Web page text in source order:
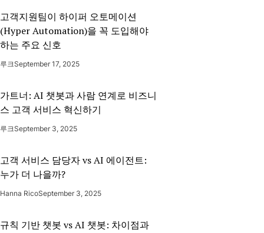
고객지원팀이 하이퍼 오토메이션
(Hyper Automation)을 꼭 도입해야
하는 주요 신호
루크September 17, 2025
가트너: AI 챗봇과 사람 연계로 비즈니
스 고객 서비스 혁신하기
루크September 3, 2025
고객 서비스 담당자 vs AI 에이전트:
누가 더 나을까?
Hanna RicoSeptember 3, 2025
규칙 기반 챗봇 vs AI 챗봇: 차이점과